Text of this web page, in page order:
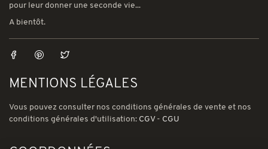
pour leur donner une seconde vie...
A bientôt.
MENTIONS LÉGALES
Vous pouvez consulter nos conditions générales de vente et nos
conditions générales d'utilisation: CGV- CGU